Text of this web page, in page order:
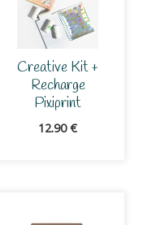
Creative Kit +
Recharge
Pixiprint
12.90€